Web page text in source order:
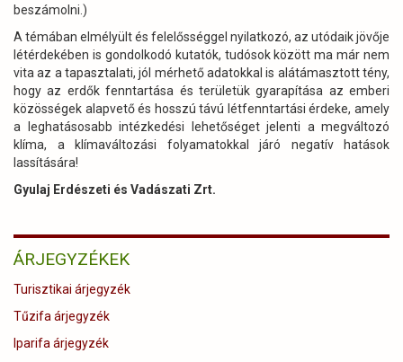
beszámolni.)
A témában elmélyült és felelősséggel nyilatkozó, az utódaik jövője
létérdekében is gondolkodó kutatók, tudósok között ma már nem
vita az a tapasztalati, jól mérhető adatokkal is alátámasztott tény,
hogy az erdők fenntartása és területük gyarapítása az emberi
közösségek alapvető és hosszú távú létfenntartási érdeke, amely
a leghatásosabb intézkedési lehetőséget jelenti a megváltozó
klíma, a klímaváltozási folyamatokkal járó negatív hatások
lassítására!
Gyulaj Erdészeti és Vadászati Zrt.
ÁRJEGYZÉKEK
Turisztikai árjegyzék
Tűzifa árjegyzék
Iparifa árjegyzék